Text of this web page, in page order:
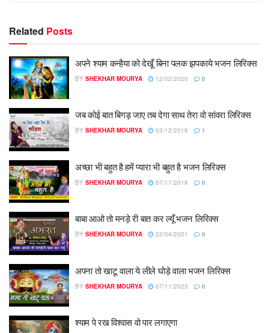
Related Posts
अपने श्याम कन्हैया को देखूँ बिना पलक झपकाये भजन लिरिक्स
BY SHEKHAR MOURYA 12/02/2020 0
जब कोई बात बिगड़ जाए तब देगा साथ तेरा वो सांवरा लिरिक्स
BY SHEKHAR MOURYA 03/12/2019 1
अच्छा भी बहुत है हमें प्यारा भी बहुत है भजन लिरिक्स
BY SHEKHAR MOURYA 07/11/2019 0
बाबा आओ तो मनड़े री बात कर ल्यूँ भजन लिरिक्स
BY SHEKHAR MOURYA 22/04/2021 0
अपना तो खाटू वाला ये लीले घोड़े वाला भजन लिरिक्स
BY SHEKHAR MOURYA 07/11/2023 0
श्याम पे रख विश्वास वो पार लगाएगा